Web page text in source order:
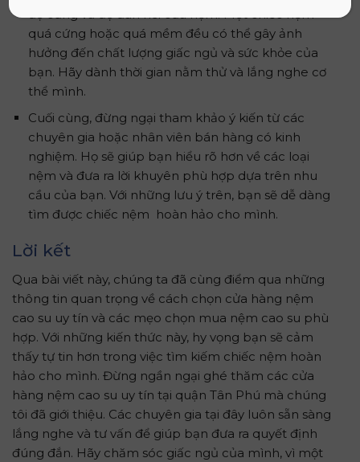
quá cứng hoặc quá mềm đều có thể gây ảnh
hưởng đến chất lượng giấc ngủ và sức khỏe của
bạn. Hãy dành thời gian nằm thử và lắng nghe cơ
thể mình.
Cuối cùng, đừng ngại tham khảo ý kiến từ các
chuyên gia hoặc nhân viên bán hàng có kinh
nghiệm. Họ sẽ giúp bạn hiểu rõ hơn về các loại
nệm và đưa ra lời khuyên phù hợp dựa trên nhu
cầu của bạn. Với những lưu ý trên, bạn sẽ dễ dàng
tìm được chiếc nệm hoàn hảo cho mình.
Lời kết
Qua bài viết này, chúng ta đã cùng điểm qua những
thông tin quan trọng về cách chọn cửa hàng nệm
cao su uy tín và các mẹo chọn mua nệm cao su phù
hợp. Với những kiến thức này, hy vọng bạn sẽ cảm
thấy tự tin hơn trong việc tìm kiếm chiếc nệm hoàn
hảo cho mình. Đừng ngần ngại ghé thăm các cửa
hàng nệm cao su uy tín tại quận Tân Phú mà chúng
tôi đã giới thiệu. Các chuyên gia tại đây luôn sẵn sàng
lắng nghe và tư vấn để giúp bạn đưa ra quyết định
đúng đắn. Hãy chăm sóc giấc ngủ của mình, vì một